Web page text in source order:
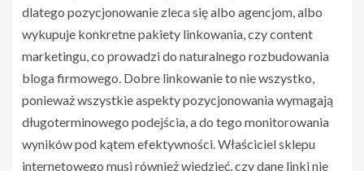
dlatego pozycjonowanie zleca się albo agencjom, albo
wykupuje konkretne pakiety linkowania, czy content
marketingu, co prowadzi do naturalnego rozbudowania
bloga firmowego. Dobre linkowanie to nie wszystko,
ponieważ wszystkie aspekty pozycjonowania wymagają
długoterminowego podejścia, a do tego monitorowania
wyników pod kątem efektywności. Właściciel sklepu
internetowego musi również wiedzieć, czy dane linki nie